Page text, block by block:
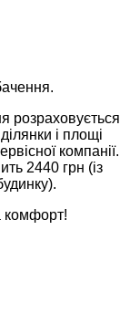
розраховується
і площі
компанії.
2440 грн (із
комфорт!